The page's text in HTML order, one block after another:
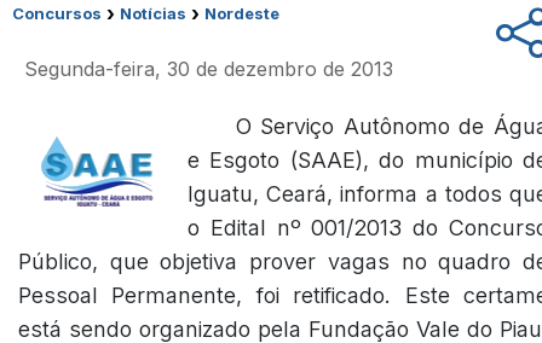
Concursos › Notícias › Nordeste
Segunda-feira, 30 de dezembro de 2013
O Serviço Autônomo de
e Esgoto (SAAE), do município
Iguatu, Ceará, informa a todos
o Edital nº 001/2013 do
Público, que objetiva prover vagas no quadro
Pessoal Permanente, foi retificado. Este
está sendo organizado pela Fundação Vale do